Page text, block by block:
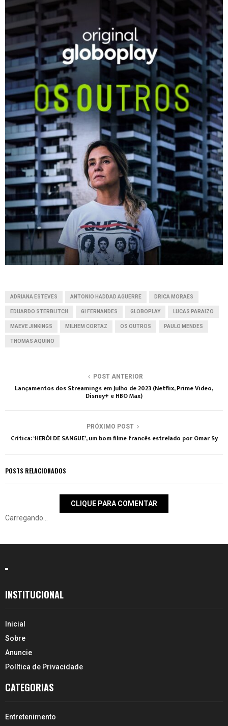
ADRIANA ESTEVES ANTONIO HADDAD AGUERRE DRICA MORAES
EDUARDO STERBLITCH GI FERNANDES GLOBOPLAY LUCAS PARAIZO
MAEVE JINKINGS MILHEM CORTAZ OS OUTROS PAULO MENDES
THOMAS AQUINO
POST ANTERIOR
Lançamentos dos Streamings em Julho de 2023 (Netflix, Prime Video,
Disney+ e HBO Max)
PRÓXIMO POST
Crítica: ‘HERÓI DE SANGUE’, um bom filme francês estrelado por Omar Sy
POSTS RELACIONADOS
CLIQUE PARA COMENTAR
Carregando...
INSTITUCIONAL
Inicial
Sobre
Anuncie
Política de Privacidade
CATEGORIAS
Entretenimento